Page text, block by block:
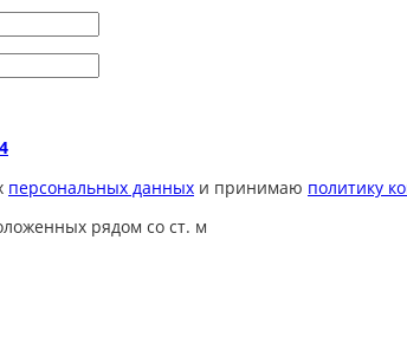
персональных данных и принимаю политику
рядом со ст. м